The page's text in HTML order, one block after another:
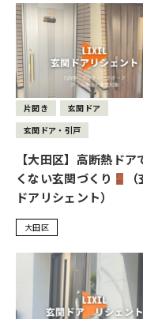
片開き
玄関ドア
玄関ドア・引戸
【大田区】高断熱ドア
くない玄関づくり
ドアリシェント）
大田区